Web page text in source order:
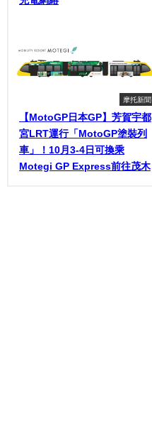
摩托新聞
【MotoGP日本GP】芳賀宇都
宮LRT運行「MotoGP塗裝列
車」！10月3-4日可換乘
Motegi GP Express前往茂木